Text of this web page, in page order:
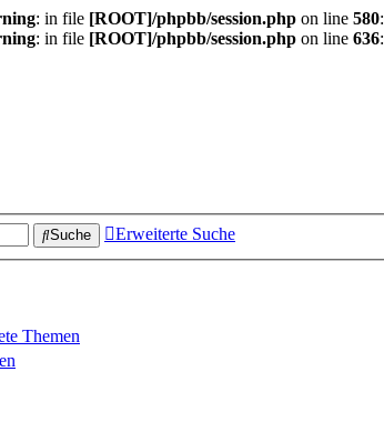
: in file [ROOT]/phpbb/session.php on line 580:
: in file [ROOT]/phpbb/session.php on line 636:
Suche Erweiterte Suche
Themen